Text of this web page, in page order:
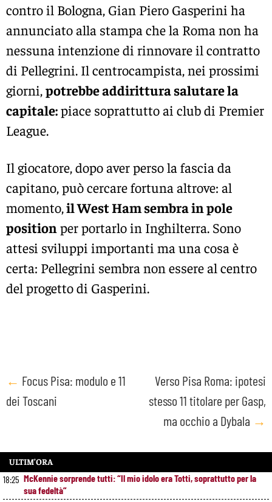
contro il Bologna, Gian Piero Gasperini ha
annunciato alla stampa che la Roma non ha
nessuna intenzione di rinnovare il contratto
di Pellegrini. Il centrocampista, nei prossimi
giorni,potrebbe addirittura salutare la
capitale:piace soprattutto ai club di Premier
League.
Il giocatore, dopo aver perso la fascia da
capitano, può cercare fortuna altrove: al
momento,il West Ham sembra in pole
positionper portarlo in Inghilterra. Sono
attesi sviluppi importanti ma una cosa è
certa: Pellegrini sembra non essere al centro
del progetto di Gasperini.
Post
navigation
← Focus Pisa: modulo e 11
dei Toscani
Verso Pisa Roma: ipotesi
stesso 11 titolare per Gasp,
ma occhio a Dybala →
ULTIM’ORA
18:25 McKennie sorprende tutti: “Il mio idolo era Totti, soprattutto per la
sua fedeltà”